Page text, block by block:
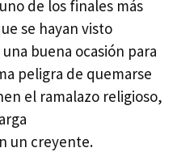
de los finales más
se hayan visto
buena ocasión para
peligra de quemarse
el ramalazo religioso,
un creyente.